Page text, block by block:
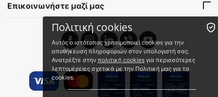
€0.99
(χωρίς ΦΠΑ) €0.38(χωρίς ΦΠΑ)
✔
Επικοινωνήστε μαζί μας
Πολιτική cookies
Αυτός ο ιστότοπος χρησιμοποιεί cookies για την
αποθήκευση πληροφοριών στον υπολογιστή σας.
Ανατρέξτε στην πολιτική cookiesγια περισσότερες
λεπτομέρειες σχετικά με την Πολιτική μας για τα
cookies.